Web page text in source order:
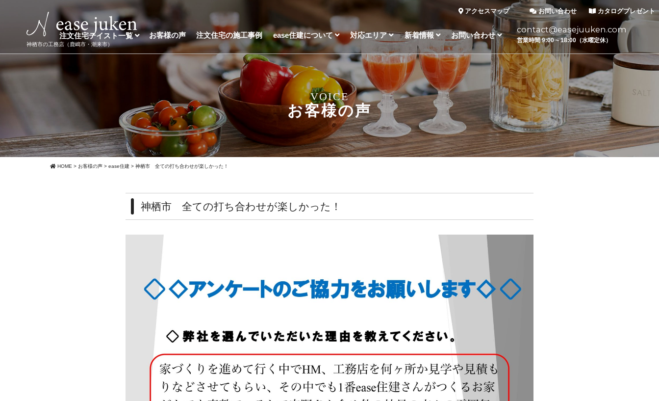
神栖市の工務店（鹿嶋市・潮来市）
アクセスマップ お問い合わせ カタログプレゼント
注文住宅テイスト一覧 お客様の声 注文住宅の施工事例 ease住建について 対応エリア 新着情報 お問い合わせ
contact@easejuuken.com
営業時間 9:00 ~ 18:00（水曜定休）
VOICE
お客様の声
HOME > お客様の声 > ease住建 > 神栖市 全ての打ち合わせが楽しかった！
神栖市 全ての打ち合わせが楽しかった！